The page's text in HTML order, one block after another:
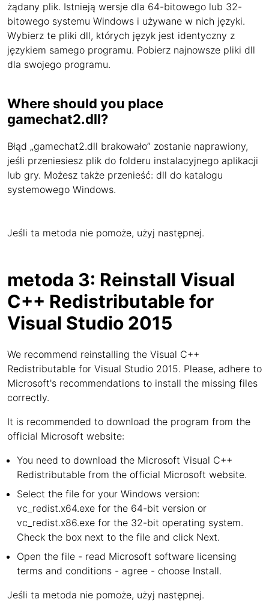
żądany plik. Istnieją wersje dla 64-bitowego lub 32-
bitowego systemu Windows i używane w nich języki.
Wybierz te pliki dll, których język jest identyczny z
językiem samego programu. Pobierz najnowsze pliki dll
dla swojego programu.
Where should you place
gamechat2.dll?
Błąd „gamechat2.dll brakowało” zostanie naprawiony,
jeśli przeniesiesz plik do folderu instalacyjnego aplikacji
lub gry. Możesz także przenieść: dll do katalogu
systemowego Windows.
Jeśli ta metoda nie pomoże, użyj następnej.
metoda 3: Reinstall Visual
C++ Redistributable for
Visual Studio 2015
We recommend reinstalling the Visual C++
Redistributable for Visual Studio 2015. Please, adhere to
Microsoft's recommendations to install the missing files
correctly.
It is recommended to download the program from the
official Microsoft website:
You need to download the Microsoft Visual C++
Redistributable from the official Microsoft website.
Select the file for your Windows version:
vc_redist.x64.exe for the 64-bit version or
vc_redist.x86.exe for the 32-bit operating system.
Check the box next to the file and click Next.
Open the file - read Microsoft software licensing
terms and conditions - agree - choose Install.
Jeśli ta metoda nie pomoże, użyj następnej.